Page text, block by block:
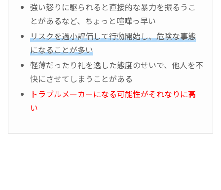
強い怒りに駆られると直接的な暴力を振るうこ
とがあるなど、ちょっと喧嘩っ早い
リスクを過小評価して行動開始し、危険な事態
になることが多い
軽薄だったり礼を逸した態度のせいで、他人を不
快にさせてしまうことがある
トラブルメーカーになる可能性がそれなりに高
い